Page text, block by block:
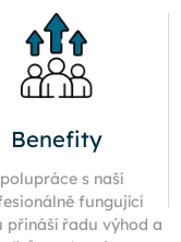
Benefity
s naší
fungující
přináší řadu výhod a